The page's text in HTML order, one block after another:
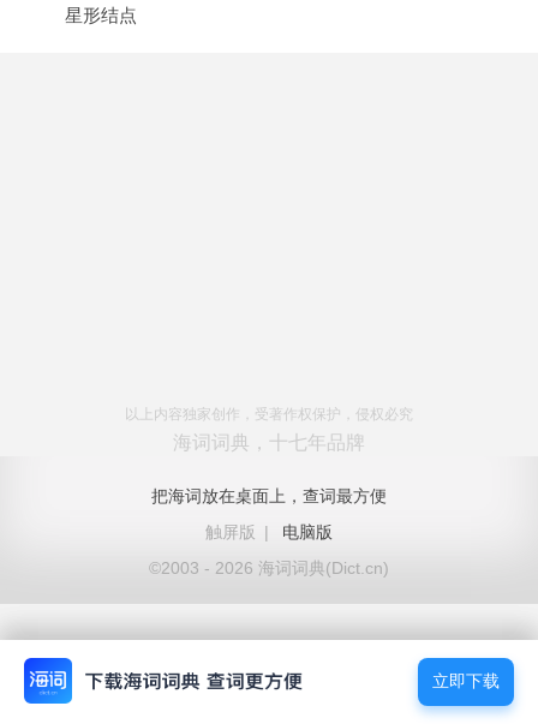
星形结点
以上内容独家创作，受著作权保护，侵权必究
海词词典，十七年品牌
把海词放在桌面上，查词最方便
触屏版
|
电脑版
©2003 - 2026 海词词典(Dict.cn)
立即下载
立即下载